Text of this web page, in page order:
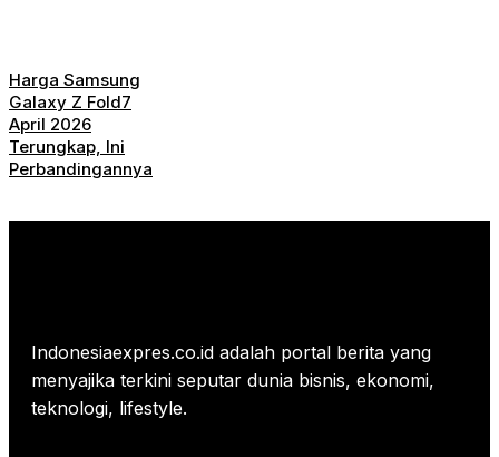
Harga Samsung
Galaxy Z Fold7
April 2026
Terungkap, Ini
Perbandingannya
Indonesiaexpres.co.id adalah portal berita yang
menyajika terkini seputar dunia bisnis, ekonomi,
teknologi, lifestyle.